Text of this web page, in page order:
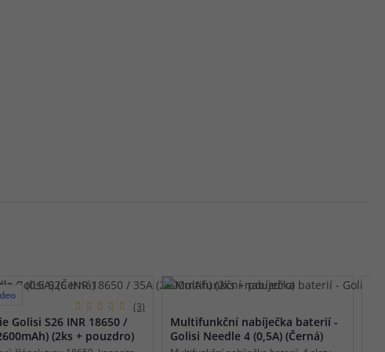
(3)
Golisi S26 INR 18650 /
(2ks + pouzdro)
Multifunkční nabíječka baterií -
Golisi Needle 4 (0,5A) (Černá)